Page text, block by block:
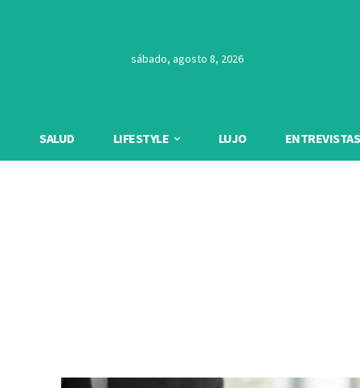
sábado, agosto 8, 2026
SALUD LIFESTYLE LUJO ENTREVISTAS